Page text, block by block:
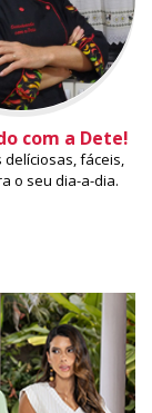
com a Dete!
delíciosas, fáceis,
o seu dia-a-dia.